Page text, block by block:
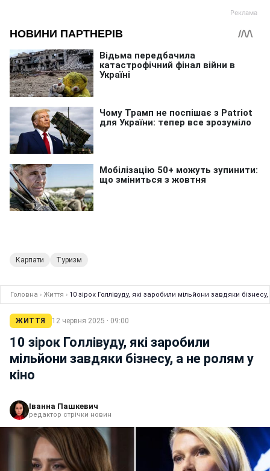
Карпати Туризм
Головна › Життя › 10 зірок Голлівуду, які заробили мільйони завдяки
ЖИТТЯ 12 червня 2025 · 09:00
10 зірок Голлівуду, які заробили
мільйони завдяки бізнесу, а не ролям у
кіно
Іванна Пашкевич
редактор стрічки новин